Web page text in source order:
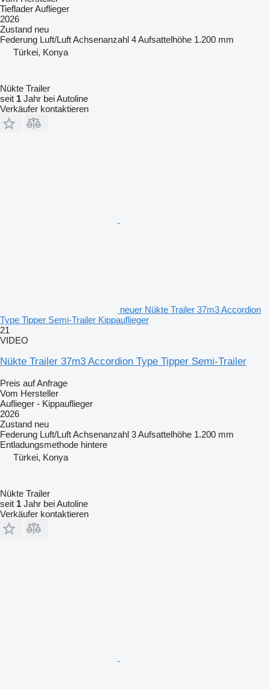
Tieflader Auflieger
2026
Zustand neu
Federung Luft/LuftAchsenanzahl 4Aufsattelhöhe 1.200 mm
Türkei, Konya
Nükte Trailer
seit 1 Jahr bei Autoline
Verkäufer kontaktieren
neuer Nükte Trailer 37m3 Accordion
Type Tipper Semi-Trailer Kippauflieger
21
VIDEO
Nükte Trailer 37m3 Accordion Type Tipper Semi-Trailer
Preis auf Anfrage
Vom Hersteller
Auflieger - Kippauflieger
2026
Zustand neu
Federung Luft/LuftAchsenanzahl 3Aufsattelhöhe 1.200 mm
Entladungsmethode hintere
Türkei, Konya
Nükte Trailer
seit 1 Jahr bei Autoline
Verkäufer kontaktieren